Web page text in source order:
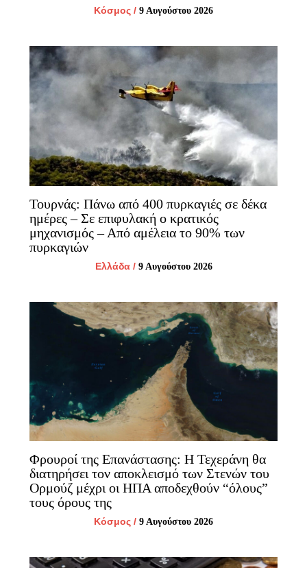
Κόσμος / 9 Αυγούστου 2026
Τουρνάς: Πάνω από 400 πυρκαγιές σε δέκα
ημέρες – Σε επιφυλακή ο κρατικός
μηχανισμός – Από αμέλεια το 90% των
πυρκαγιών
Ελλάδα/ 9 Αυγούστου 2026
Φρουροί της Επανάστασης: Η Τεχεράνη θα
διατηρήσει τον αποκλεισμό των Στενών του
Ορμούζ μέχρι οι ΗΠΑ αποδεχθούν “όλους”
τους όρους της
Κόσμος / 9 Αυγούστου 2026